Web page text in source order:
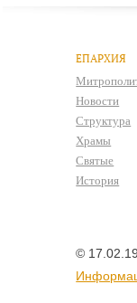
ЕПАРХИЯ
Новости
Структура
Храмы
Святые
История
©